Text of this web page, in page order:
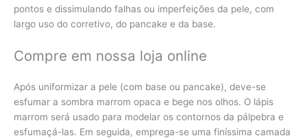
pontos e dissimulando falhas ou imperfeições da pele, com
largo uso do corretivo, do pancake e da base.
Compre em nossa loja online
Após uniformizar a pele (com base ou pancake), deve-se
esfumar a sombra marrom opaca e bege nos olhos. O lápis
marrom será usado para modelar os contornos da pálpebra e
esfumaçá-las. Em seguida, emprega-se uma finíssima camada